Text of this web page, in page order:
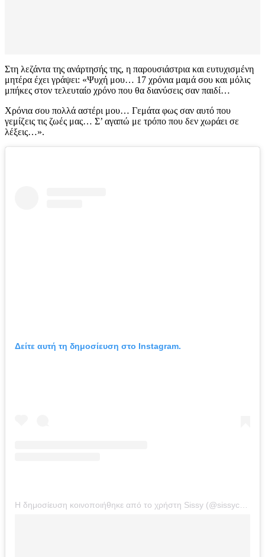
Στη λεζάντα της ανάρτησής της, η παρουσιάστρια και ευτυχισμένη
μητέρα έχει γράψει: «Ψυχή μου… 17 χρόνια μαμά σου και μόλις
μπήκες στον τελευταίο χρόνο που θα διανύσεις σαν παιδί…
Χρόνια σου πολλά αστέρι μου… Γεμάτα φως σαν αυτό που
γεμίζεις τις ζωές μας… Σ’ αγαπώ με τρόπο που δεν χωράει σε
λέξεις…».
Δείτε αυτή τη δημοσίευση στο Instagram.
Η δημοσίευση κοινοποιήθηκε από το χρήστη Sissy (@sissychristidou)